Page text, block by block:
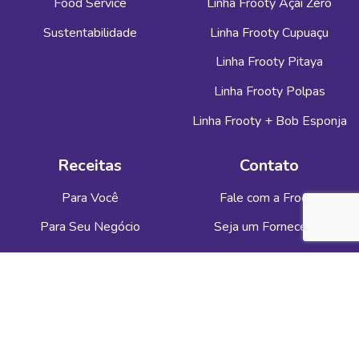
Sustentabilidade
Linha Frooty Cupuaçu
Linha Frooty Pitaya
Linha Frooty Polpas
Linha Frooty + Bob Esponja
Receitas
Para Você
Para Seu Negócio
Contato
Fale com a Frooty
Seja um Fornecedor